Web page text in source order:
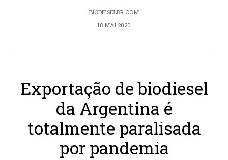
BIODIESELBR.COM
18 MAI 2020
Exportação de biodiesel
da Argentina é
totalmente paralisada
por pandemia